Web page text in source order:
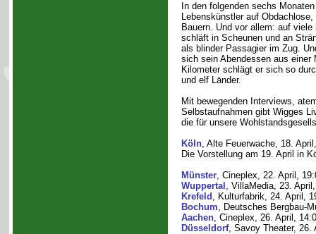
In den folgenden sechs
Lebenskünstler auf
Bauern. Und vor allem: auf
schläft in Scheunen und an
als blinder Passagier im Zug.
sich sein Abendessen aus einer
Kilometer schlägt er sich so
und elf Länder.
Mit bewegenden Interviews,
Selbstaufnahmen gibt Wigges
die für unsere
Köln, Alte Feuerwache, 18.
Die Vorstellung am 19. April in
Münster, Cineplex, 22. April,
Wuppertal , VillaMedia, 23.
Krefeld , Kulturfabrik, 24. April,
Bochum, Deutsches Bergbau-
Aachen, Cineplex, 26. April,
Düsseldorf, Savoy Theater, 26.